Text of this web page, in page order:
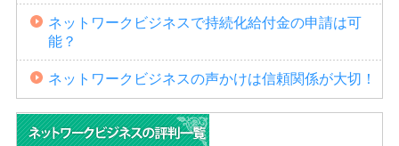
ネットワークビジネスで持続化給付金の申請は可
能？
ネットワークビジネスの声かけは信頼関係が大切！